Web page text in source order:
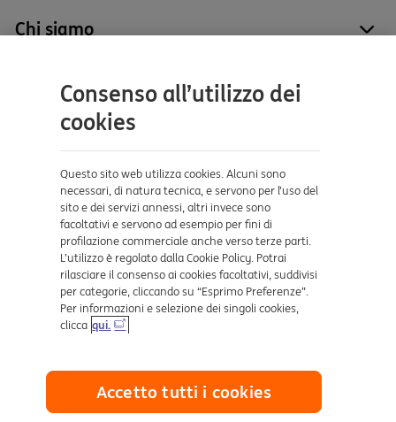
Chi siamo
Contatti e supporto
Aiuto e supporto
Sicurezza e Phishing
Dove ci trovi
Certificazioni
Collegamenti utili
Mappa del sito
Trasparenza
Consenso all’utilizzo dei
cookies
Questo sito web utilizza cookies. Alcuni sono
necessari, di natura tecnica, e servono per l’uso del
sito e dei servizi annessi, altri invece sono
facoltativi e servono ad esempio per fini di
profilazione commerciale anche verso terze parti.
L’utilizzo è regolato dalla Cookie Policy. Potrai
rilasciare il consenso ai cookies facoltativi, suddivisi
per categorie, cliccando su “Esprimo Preferenze”.
Per informazioni e selezione dei singoli cookies,
clicca qui.
Accetto tutti i cookies